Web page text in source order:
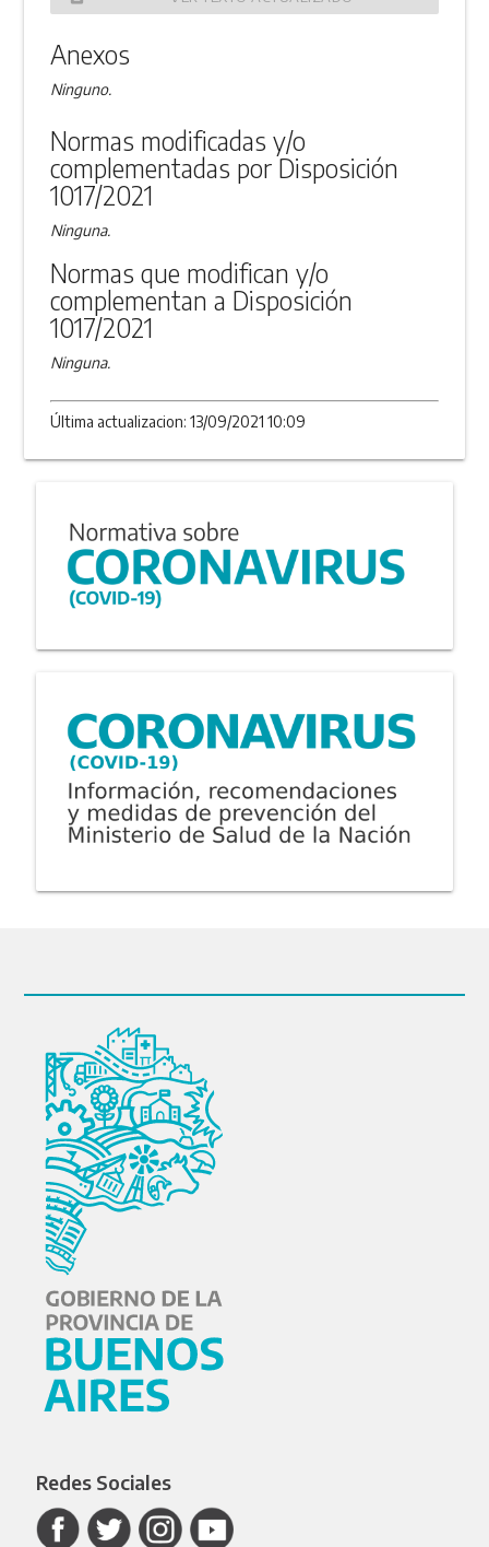
Anexos
Ninguno.
Normas modificadas y/o
complementadas por Disposición
1017/2021
Ninguna.
Normas que modifican y/o
complementan a Disposición
1017/2021
Ninguna.
Última actualizacion: 13/09/2021 10:09
Redes Sociales